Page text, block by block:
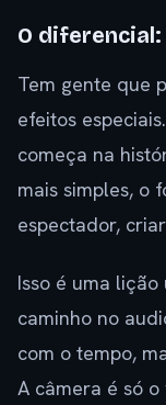
O
Tem gente que
efeitos
começa na
mais simples, o
espectador,
Isso é uma
caminho no
com o tempo,
A câmera é só